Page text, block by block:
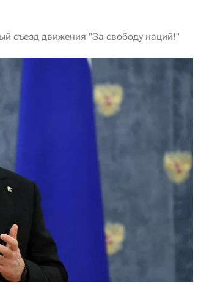
съезд движения "За свободу наций!"